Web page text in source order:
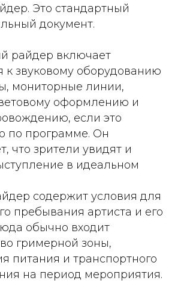
Это стандартный
документ.
райдер включает
к звуковому оборудованию
мониторные линии,
оформлению и
если это
по программе. Он
что зрители увидят и
в идеальном
содержит условия для
пребывания артиста и его
обычно входит
гримерной зоны,
питания и транспортного
на период мероприятия.